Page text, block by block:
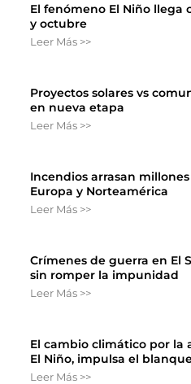
El fenómeno El Niño llega
y octubre
Leer Más >>
Proyectos solares vs
en nueva etapa
Leer Más >>
Incendios arrasan
Europa y Norteamérica
Leer Más >>
Crímenes de guerra en El
sin romper la impunidad
Leer Más >>
El cambio climático por la
El Niño, impulsa el
Leer Más >>